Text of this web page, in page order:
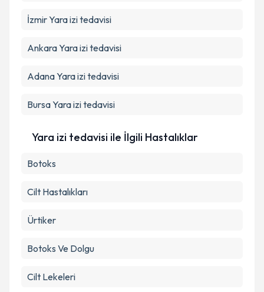
Takvim Talebini Gönder
İzmirYara izi tedavisi
AnkaraYara izi tedavisi
AdanaYara izi tedavisi
BursaYara izi tedavisi
Yara izi tedavisi ile İlgili Hastalıklar
Botoks
Cilt Hastalıkları
Ürtiker
Botoks Ve Dolgu
Cilt Lekeleri